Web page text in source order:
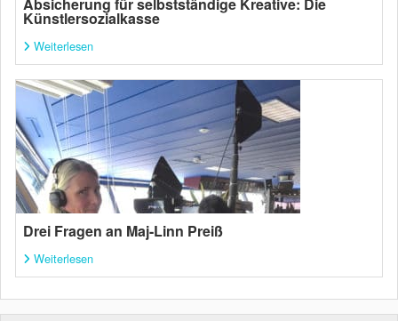
Absicherung für selbstständige Kreative: Die
Künstlersozialkasse
Weiterlesen
Drei Fragen an Maj-Linn Preiß
Weiterlesen